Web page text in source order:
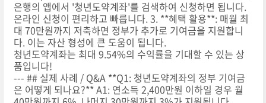
은행의 앱에서 '청년도약계좌'를 검색하여 신청하면 됩니다.
온라인 신청이 편리하고 빠릅니다. 3. **혜택 활용**: 매월 최
대 70만원까지 저축하면 정부가 추가로 기여금을 지원합니
다. 이는 자산 형성에 큰 도움이 됩니다.
청년도약계좌는 최대 9.54%의 수익률을 기대할 수 있는 상
품입니다!
--- ## 실제 사례 / Q&A **Q1: 청년도약계좌의 정부 기여금
은 어떻게 되나요?** A1: 연소득 2,400만원 이하일 경우 월